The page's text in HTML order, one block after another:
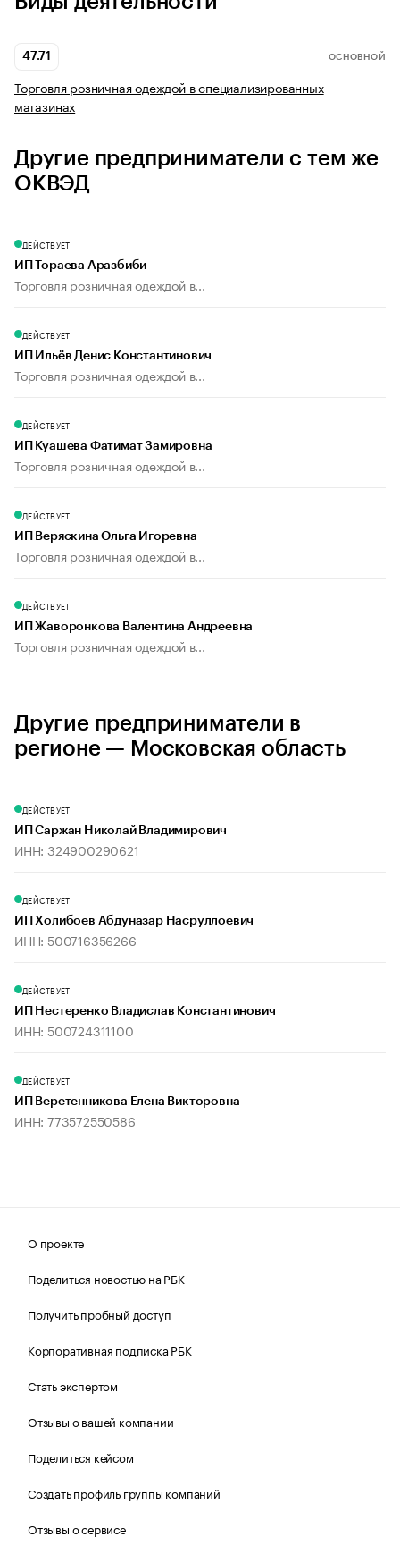
47.71 ОСНОВНОЙ
Торговля розничная одеждой в специализированных
магазинах
Другие предприниматели с тем же
ОКВЭД
ДЕЙСТВУЕТ
ИП Тораева Аразбиби
Торговля розничная одеждой в...
ДЕЙСТВУЕТ
ИП Ильёв Денис Константинович
Торговля розничная одеждой в...
ДЕЙСТВУЕТ
ИП Куашева Фатимат Замировна
Торговля розничная одеждой в...
ДЕЙСТВУЕТ
ИП Веряскина Ольга Игоревна
Торговля розничная одеждой в...
ДЕЙСТВУЕТ
ИП Жаворонкова Валентина Андреевна
Торговля розничная одеждой в...
Другие предприниматели в
регионе — Московская область
ДЕЙСТВУЕТ
ИП Саржан Николай Владимирович
ИНН: 324900290621
ДЕЙСТВУЕТ
ИП Холибоев Абдуназар Насруллоевич
ИНН: 500716356266
ДЕЙСТВУЕТ
ИП Нестеренко Владислав Константинович
ИНН: 500724311100
ДЕЙСТВУЕТ
ИП Веретенникова Елена Викторовна
ИНН: 773572550586
О проекте
Поделиться новостью на РБК
Получить пробный доступ
Корпоративная подписка РБК
Стать экспертом
Отзывы о вашей компании
Поделиться кейсом
Создать профиль группы компаний
Отзывы о сервисе